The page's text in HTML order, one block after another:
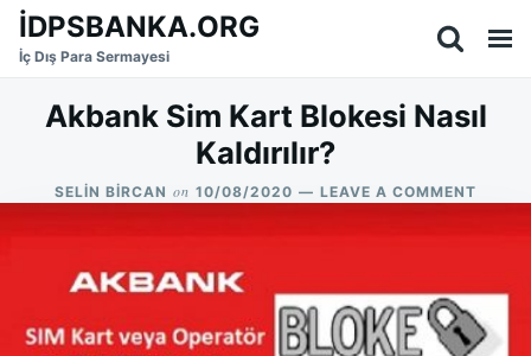
SkipSearch
for:
İDPSBANKA.ORG
İç Dış Para Sermayesi
Akbank Sim Kart Blokesi Nasıl
Kaldırılır?
SELIN BIRCAN on 10/08/2020 LEAVE A COMMENT